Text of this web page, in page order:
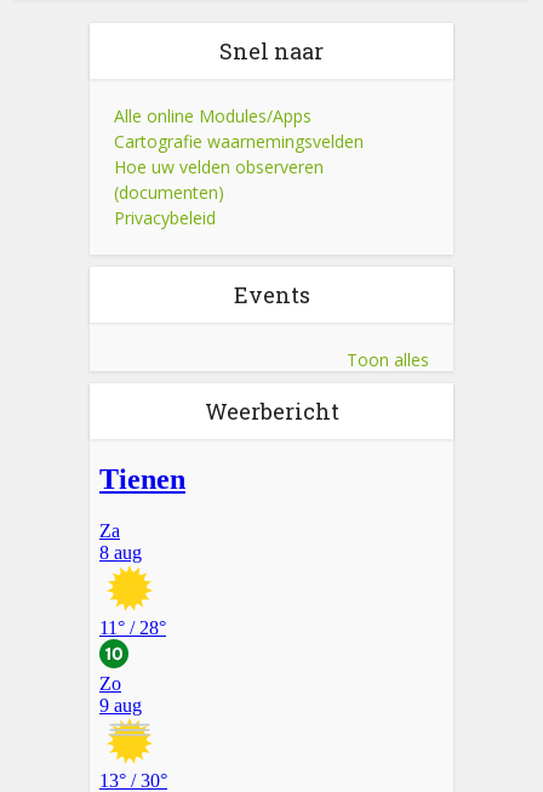
Snel naar
Alle online Modules/Apps
Cartografie waarnemingsvelden
Hoe uw velden observeren
(documenten)
Privacybeleid
Events
Toon alles
Weerbericht